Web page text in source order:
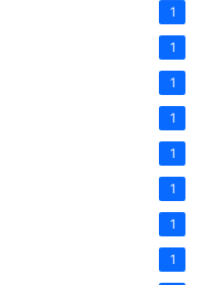
1
1
1
1
1
1
1
1